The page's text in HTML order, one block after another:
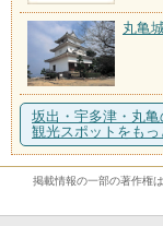
丸亀
坂出・宇多津・丸亀
観光スポットをもっ
掲載情報の一部の著作権